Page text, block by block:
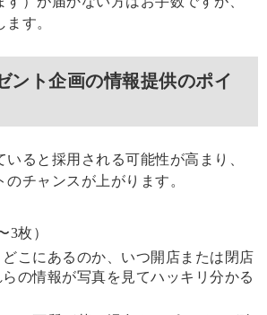
す。
ント企画の情報提供のポイ
いると採用される可能性が高まり、
チャンスが上がります。
3枚）
こにあるのか、いつ開店または閉店
の情報が写真を見てハッキリ分かる